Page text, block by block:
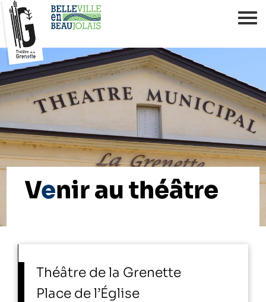
Venir au théâtre
Théâtre de la Grenette
Place de l’Église